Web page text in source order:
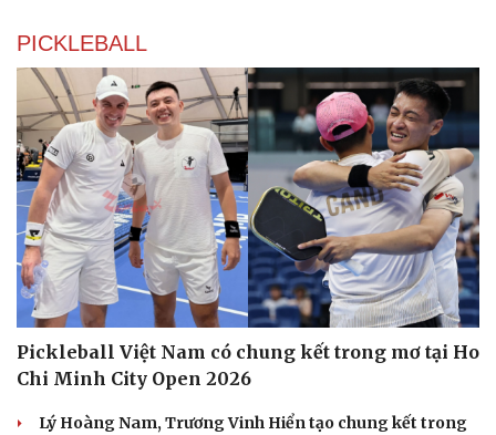
PICKLEBALL
Pickleball Việt Nam có chung kết trong mơ tại Ho
Chi Minh City Open 2026
Lý Hoàng Nam, Trương Vinh Hiển tạo chung kết trong